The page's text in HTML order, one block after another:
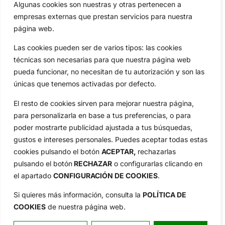
Algunas cookies son nuestras y otras pertenecen a
empresas externas que prestan servicios para nuestra
página web.
Las cookies pueden ser de varios tipos: las cookies
técnicas son necesarias para que nuestra página web
pueda funcionar, no necesitan de tu autorización y son las
únicas que tenemos activadas por defecto.
El resto de cookies sirven para mejorar nuestra página,
para personalizarla en base a tus preferencias, o para
poder mostrarte publicidad ajustada a tus búsquedas,
gustos e intereses personales. Puedes aceptar todas estas
cookies pulsando el botón ACEPTAR, rechazarlas
pulsando el botón RECHAZAR o configurarlas clicando en
el apartado CONFIGURACIÓN DE COOKIES.
Si quieres más información, consulta la POLÍTICA DE
COOKIES de nuestra página web.
Compañía
Aviso Legal
Política de Privacidad
Política de Cookies
Publicidad
Newsletters
Copyright © 2025 OpenGolf | Diseño por TecnoQuatre